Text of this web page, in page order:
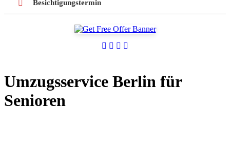
Besichtigungstermin
Umzugsservice Berlin für
Senioren